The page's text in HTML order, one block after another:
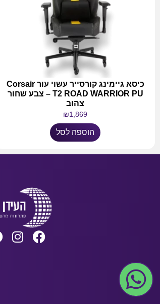
כיסא גיימינג קורסייר עשוי עור Corsair
T2 ROAD WARRIOR PU – צבע שחור
צהוב
₪1,869
הוספה לסל